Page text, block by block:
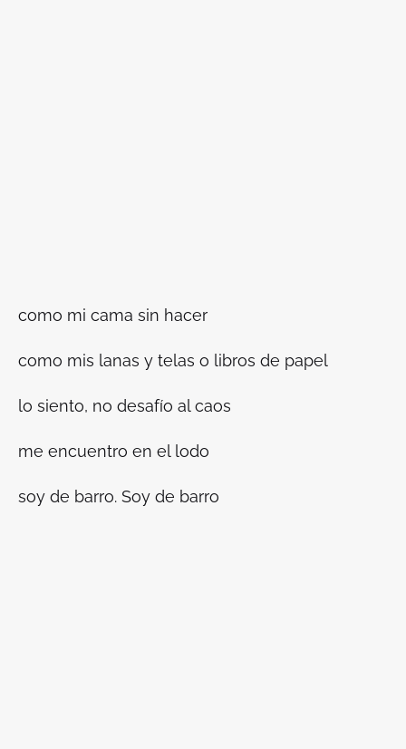
como mi cama sin hacer
como mis lanas y telas o libros de papel
lo siento, no desafío al caos
me encuentro en el lodo
soy de barro. Soy de barro